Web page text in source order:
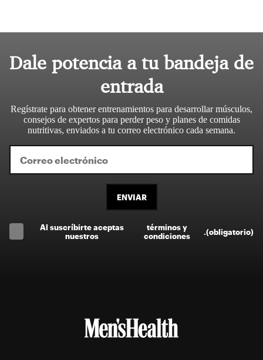
Dale potencia a tu bandeja de
entrada
Regístrate para obtener entrenamientos para desarrollar músculos,
consejos de expertos para perder peso y planes de comidas
nutritivas, enviados a tu correo electrónico cada semana.
ENVIAR
Al suscríbirte aceptas
nuestros
términos y
condiciones
(obligatorio)